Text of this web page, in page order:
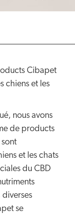
Cibapet
chiens et les
nous avons
de products
et les chats
du CBD
diverses
se